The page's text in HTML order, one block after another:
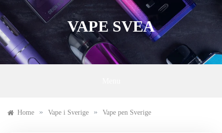
to
content
VAPE SVEA
Home » Vape i Sverige » Vape pen Sverige